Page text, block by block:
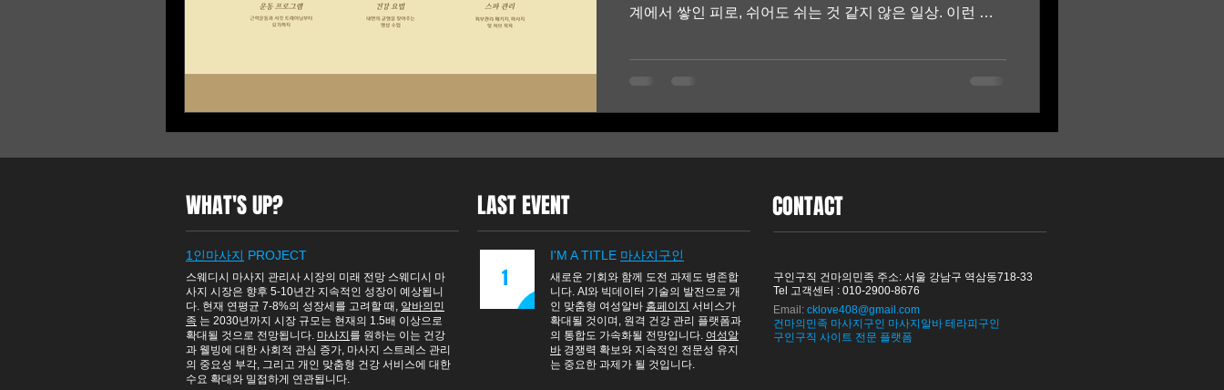
계에서 쌓인 피로, 쉬어도 쉬는 것 같지 않은 일상. 이런 순
웨디시는 단순히 피로를 푸는 관리가 아니라, 지친 하루를
는 시간 우리가 원하는 휴식은 단순히 누워 있는 시간이 아
니다. 스웨디시는 조용한 공간과 안정적인 분위기 속에서
진행되기 때문에, 외부 자극으로부터 완전히 분리된 느낌을
준다. 은은한 향과 차분한 환경 속에서 관리를 받
WHAT'S UP?
1인마사​지 PROJECT
스웨디시
마사지 관리사 시장의 미래 전망 스웨디시 마
사지 시장은 향후 5-10년간 지속적인 성장이 예상됩니
다. 현재 연평균 7-8%의 성장세를 고려할 때, 알바의민
족 는 2030년까지 시장 규모는 현재의 1.5배 이상으로
확대될 것으로 전망됩니다. 마사지 를 원하는 이는 건강
과 웰빙에 대한 사회적 관심 증가, 마사지 스트레스 관리
의 중요성 부각, 그리고 개인 맞춤형 건강 서비스에 대한
수요 확대와 밀접하게 연관됩니다.
LAST EVENT
1
I'M A TITLE 마사지구인
새로운 기회와 함께 도전 과제도 병존합
니다. AI와 빅데이터 기술의 발전으로 개
인 맞춤형 여성알바 홈페이지 서비스가
확대될 것이며, 원격 건강 관리 플랫폼과
의 통합도 가속화될 전망입니다. 여성알
바 경쟁력 확보와 지속적인 전문성 유지
는 중요한 과제가 될 것입니다.
CONTACT
​구인구직 건마의민족 주소: 서울 강남구 역삼동718-33
Tel 고객센터 : 010-2900-8676
Email: cklove408@gmail.com
건마의민족 마사지구인 마사지알바 테라피구인
​구인구직 사이트 전문 플랫폼